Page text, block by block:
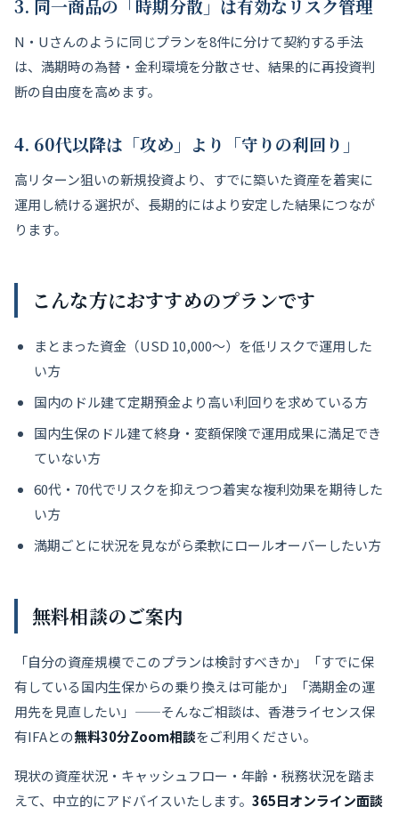
3. 同一商品の「時期分散」は有効なリスク管理
N・Uさんのように同じプランを8件に分けて契約する手法
は、満期時の為替・金利環境を分散させ、結果的に再投資判
断の自由度を高めます。
4. 60代以降は「攻め」より「守りの利回り」
高リターン狙いの新規投資より、すでに築いた資産を着実に
運用し続ける選択が、長期的にはより安定した結果につなが
ります。
こんな方におすすめのプランです
まとまった資金（USD 10,000～）を低リスクで運用した
い方
国内のドル建て定期預金より高い利回りを求めている方
国内生保のドル建て終身・変額保険で運用成果に満足でき
ていない方
60代・70代でリスクを抑えつつ着実な複利効果を期待した
い方
満期ごとに状況を見ながら柔軟にロールオーバーしたい方
無料相談のご案内
「自分の資産規模でこのプランは検討すべきか」「すでに保
有している国内生保からの乗り換えは可能か」「満期金の運
用先を見直したい」——そんなご相談は、香港ライセンス保
有IFAとの無料30分Zoom相談をご利用ください。
現状の資産状況・キャッシュフロー・年齢・税務状況を踏ま
えて、中立的にアドバイスいたします。 365日オンライン面談